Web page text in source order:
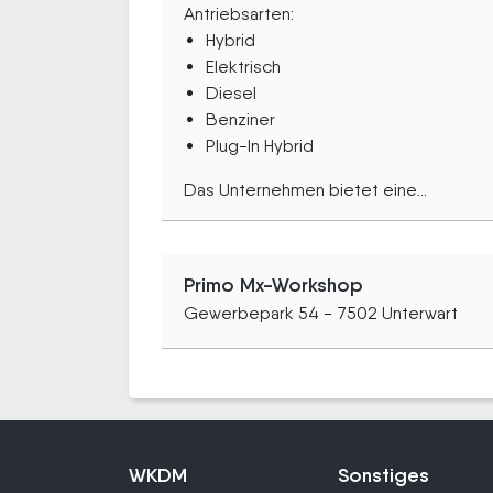
Antriebsarten:
Hybrid
Elektrisch
Diesel
Benziner
Plug-In Hybrid
Das Unternehmen bietet eine...
Primo Mx-Workshop
Gewerbepark 54 - 7502 Unterwart
WKDM Sonstiges